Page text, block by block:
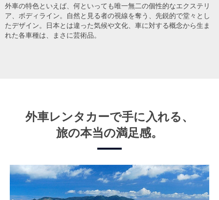
外車の特色といえば、何といっても唯一無二の個性的なエクステリ
ア、ボディライン。自然と見る者の視線を奪う、先鋭的で堂々とし
たデザイン。日本とは違った気候や文化、車に対する概念から生ま
れた各車種は、まさに芸術品。
外車レンタカーで手に入れる、
旅の本当の満足感。